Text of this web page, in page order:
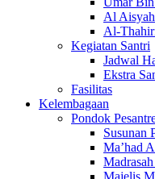
Al Aisyah
Al-
Kegiatan Santri
Jadwal
Ekstra
Fasilitas
Kelembagaan
Pondok
Susunan
Ma’had
Majelis